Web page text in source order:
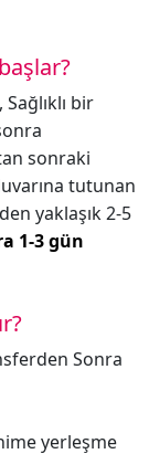
Sağlıklı bir
sonraki
tutunan
yaklaşık 2-5
1-3 gün
Sonra
yerleşme